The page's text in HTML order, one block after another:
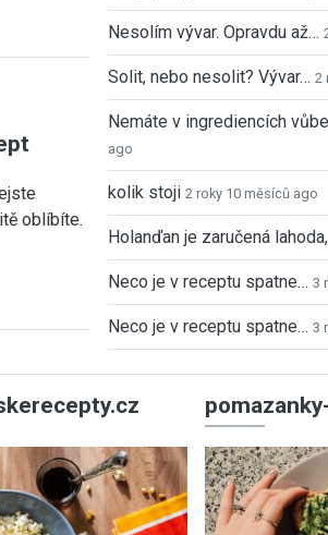
oblíbíte.
Nesolím vývar. Opravdu až…
Solit, nebo nesolit? Vývar… 2
Nemáte v ingrediencích
ago
kolik stoji 2 roky 10 měsíců ago
Holanďan je zaručená
Neco je v receptu spatne… 3
Neco je v receptu spatne… 3